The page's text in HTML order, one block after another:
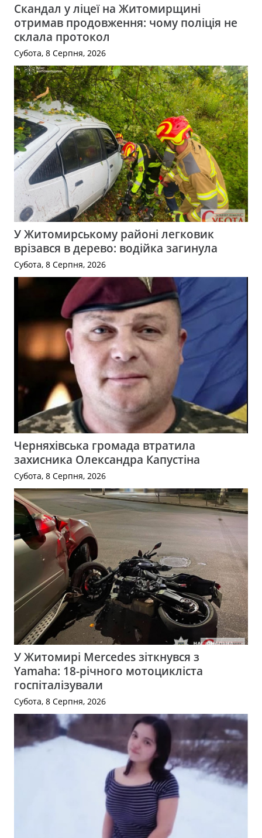
Скандал у ліцеї на Житомирщині
отримав продовження: чому поліція не
склала протокол
Субота, 8 Серпня, 2026
У Житомирському районі легковик
врізався в дерево: водійка загинула
Субота, 8 Серпня, 2026
Черняхівська громада втратила
захисника Олександра Капустіна
Субота, 8 Серпня, 2026
У Житомирі Mercedes зіткнувся з
Yamaha: 18-річного мотоцикліста
госпіталізували
Субота, 8 Серпня, 2026